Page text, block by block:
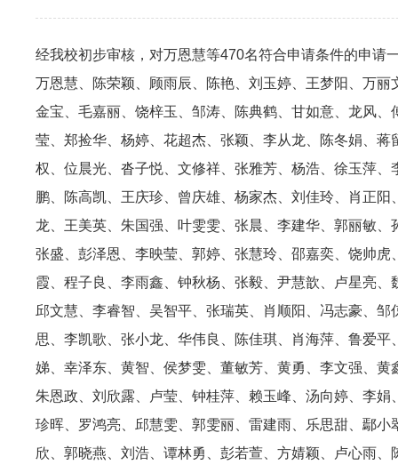
经我校初步审核，对万恩慧等470名符合申请条件的申请
万恩慧、陈荣颖、顾雨辰、陈艳、刘玉婷、王梦阳、万
金宝、毛嘉丽、饶梓玉、邹涛、陈典鹤、甘如意、龙风
莹、郑捡华、杨婷、花超杰、张颖、李从龙、陈冬娟、
权、 位晨光、沓子悦、文修祥、张雅芳、杨浩、徐玉萍
鹏、陈高凯、王庆珍、曾庆雄、杨家杰、刘佳玲、肖正
龙、王美英、朱国强、叶雯雯、张晨、李建华、郭丽敏
张盛、彭泽恩、李映莹、郭婷、张慧玲、邵嘉奕、饶帅
霞、程子良、李雨鑫、钟秋杨、张毅、尹慧歆、卢星亮
邱文慧、李睿智、吴智平、张瑞英、肖顺阳、冯志豪、
思、李凯歌、张小龙、华伟良、陈佳琪、肖海萍、鲁爱
娣、幸泽东、黄智、侯梦雯、董敏芳、黄勇、李文强、
朱恩政、刘欣露、卢莹、钟桂萍、赖玉峰、汤向婷、李
珍晖、罗鸿亮、邱慧雯、郭雯丽、雷建雨、乐思甜、鄢
欣、郭晓燕、刘浩、谭林勇、彭若萱、方婧颖、卢心雨、